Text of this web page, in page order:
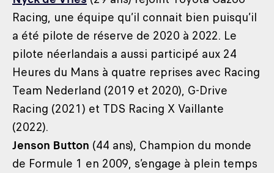
Racing, une équipe qu’il connait bien puisqu’il
a été pilote de réserve de 2020 à 2022. Le
pilote néerlandais a aussi participé aux 24
Heures du Mans à quatre reprises avec Racing
Team Nederland (2019 et 2020), G-Drive
Racing (2021) et TDS Racing X Vaillante
(2022).
Jenson Button (44 ans), Champion du monde
de Formule 1 en 2009, s’engage à plein temps